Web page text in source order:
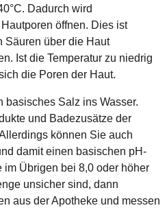
Dadurch wird
öffnen. Dies ist
Säuren über die Haut
Ist die Temperatur zu niedrig
die Poren der Haut.
Salz ins Wasser.
und Badezusätze der
können Sie auch
damit einen basischen pH-
Übrigen bei 8,0 oder höher
unsicher sind, dann
aus der Apotheke und messen